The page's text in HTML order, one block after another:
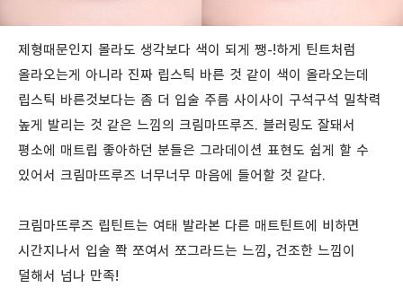
제형때문인지 몰라도 생각보다 색이 되게 쨍-!하게 틴트처럼
올라오는게 아니라 진짜 립스틱 바른 것 같이 색이 올라오는데
립스틱 바른것보다는 좀 더 입술 주름 사이사이 구석구석 밀착력
높게 발리는 것 같은 느낌의 크림마뜨루즈. 블러링도 잘돼서
평소에 매트립 좋아하던 분들은 그라데이션 표현도 쉽게 할 수
있어서 크림마뜨루즈 너무너무 마음에 들어할 것 같다.
크림마뜨루즈 립틴트는 여태 발라본 다른 매트틴트에 비하면
시간지나서 입술 쫙 쪼여서 쪼그라드는 느낌, 건조한 느낌이
덜해서 넘나 만족!